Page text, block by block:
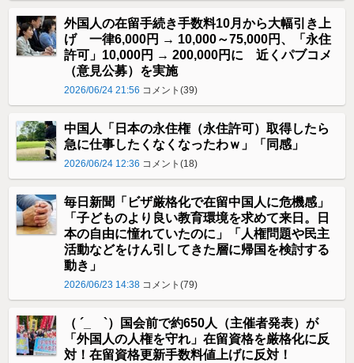
外国人の在留手続き手数料10月から大幅引き上
げ 一律6,000円 → 10,000～75,000円、「永住
許可」10,000円 → 200,000円に 近くパブコメ
（意見公募）を実施
2026/06/24 21:56 コメント(39)
中国人「日本の永住権（永住許可）取得したら
急に仕事したくなくなったわｗ」「同感」
2026/06/24 12:36 コメント(18)
毎日新聞「ビザ厳格化で在留中国人に危機感」
「子どものより良い教育環境を求めて来日。日
本の自由に憧れていたのに」「人権問題や民主
活動などをけん引してきた層に帰国を検討する
動き」
2026/06/23 14:38 コメント(79)
（ ´_ゝ`）国会前で約650人（主催者発表）が
「外国人の人権を守れ」在留資格を厳格化に反
対！在留資格更新手数料値上げに反対！